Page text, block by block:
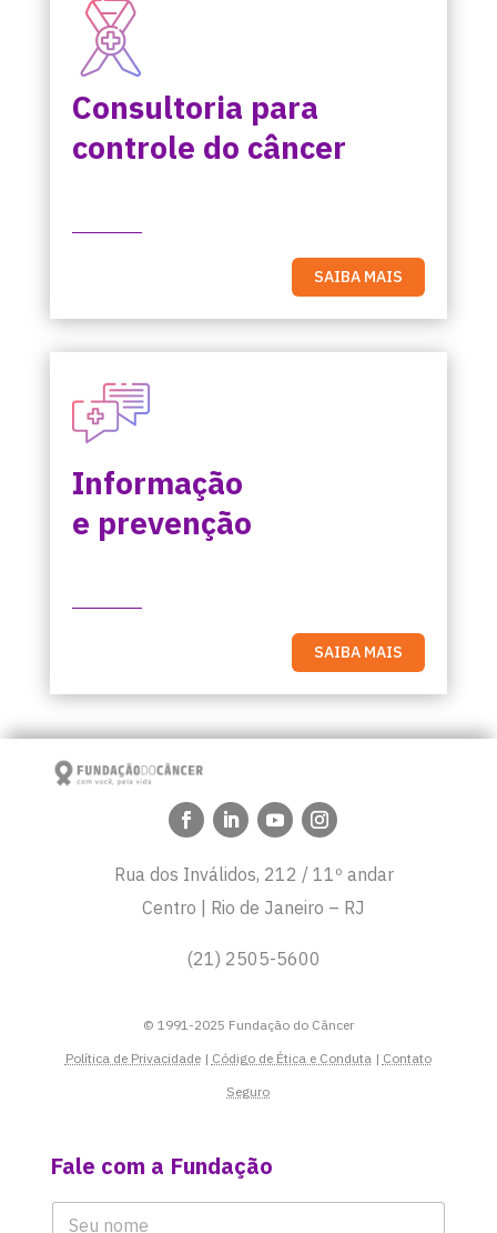
Consultoria para
controle do câncer
SAIBA MAIS
Informação
e prevenção
SAIBA MAIS
Rua dos Inválidos, 212 / 11º andar
Centro | Rio de Janeiro – RJ
(21) 2505-5600
© 1991-2025 Fundação do Câncer
Política de Privacidade| Código de Ética e Conduta | Contato
Seguro
Fale com a Fundação
N